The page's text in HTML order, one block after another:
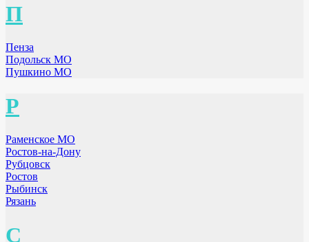
П
Пенза
Подольск МО
Пушкино МО
Р
Раменское МО
Ростов-на-Дону
Рубцовск
Ростов
Рыбинск
Рязань
С